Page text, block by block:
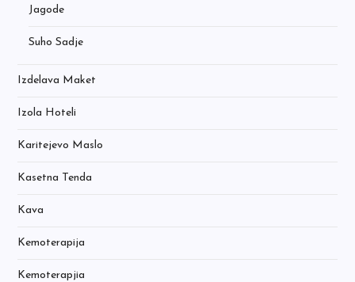
Jagode
Suho Sadje
Izdelava Maket
Izola Hoteli
Karitejevo Maslo
Kasetna Tenda
Kava
Kemoterapija
Kemoterapjia